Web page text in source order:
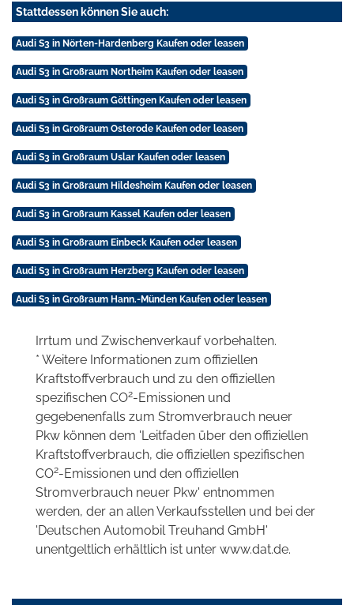
Stattdessen können Sie auch:
Audi S3 in Nörten-Hardenberg Kaufen oder leasen
Audi S3 in Großraum Northeim Kaufen oder leasen
Audi S3 in Großraum Göttingen Kaufen oder leasen
Audi S3 in Großraum Osterode Kaufen oder leasen
Audi S3 in Großraum Uslar Kaufen oder leasen
Audi S3 in Großraum Hildesheim Kaufen oder leasen
Audi S3 in Großraum Kassel Kaufen oder leasen
Audi S3 in Großraum Einbeck Kaufen oder leasen
Audi S3 in Großraum Herzberg Kaufen oder leasen
Audi S3 in Großraum Hann.-Münden Kaufen oder leasen
Irrtum und Zwischenverkauf vorbehalten.
* Weitere Informationen zum offiziellen
Kraftstoffverbrauch und zu den offiziellen
spezifischen CO2-Emissionen und
gegebenenfalls zum Stromverbrauch neuer
Pkw können dem 'Leitfaden über den offiziellen
Kraftstoffverbrauch, die offiziellen spezifischen
CO2-Emissionen und den offiziellen
Stromverbrauch neuer Pkw' entnommen
werden, der an allen Verkaufsstellen und bei der
'Deutschen Automobil Treuhand GmbH'
unentgeltlich erhältlich ist unter www.dat.de.